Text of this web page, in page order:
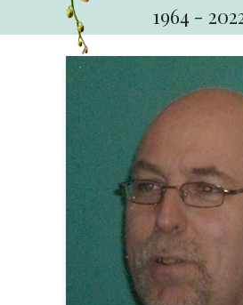
1964 -